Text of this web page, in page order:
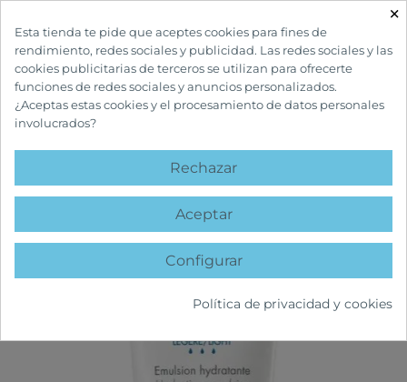
INICIO CUIDADOS FACIALES
favorite
×
Esta tienda te pide que aceptes cookies para fines de
rendimiento, redes sociales y publicidad. Las redes sociales y las
cookies publicitarias de terceros se utilizan para ofrecerte
funciones de redes sociales y anuncios personalizados.
¿Aceptas estas cookies y el procesamiento de datos personales
involucrados?
Rechazar
Aceptar
Configurar
Política de privacidad y cookies